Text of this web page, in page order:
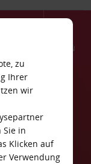
Menü
zu
Ihrer
wir
in
Klicken auf
Verwendung